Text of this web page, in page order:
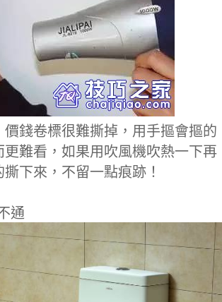
價錢卷標很難撕掉，用手摳會摳的
更難看，如果用吹風機吹熱一下再
下來，不留一點痕跡！
通